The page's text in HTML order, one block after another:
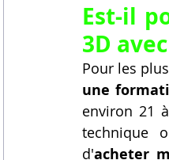
Est-il
3D
Pour les
une
environ 21
technique
d'acheter